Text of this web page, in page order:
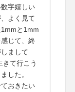
字嬉しい
よく見て
と1mm
じて、終
まして
きて行こう
した。
おきたい